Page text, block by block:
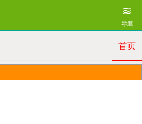
≋
导航
首页